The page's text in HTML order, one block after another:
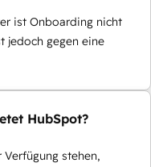
ist Onboarding nicht
jedoch gegen eine
HubSpot?
stehen,